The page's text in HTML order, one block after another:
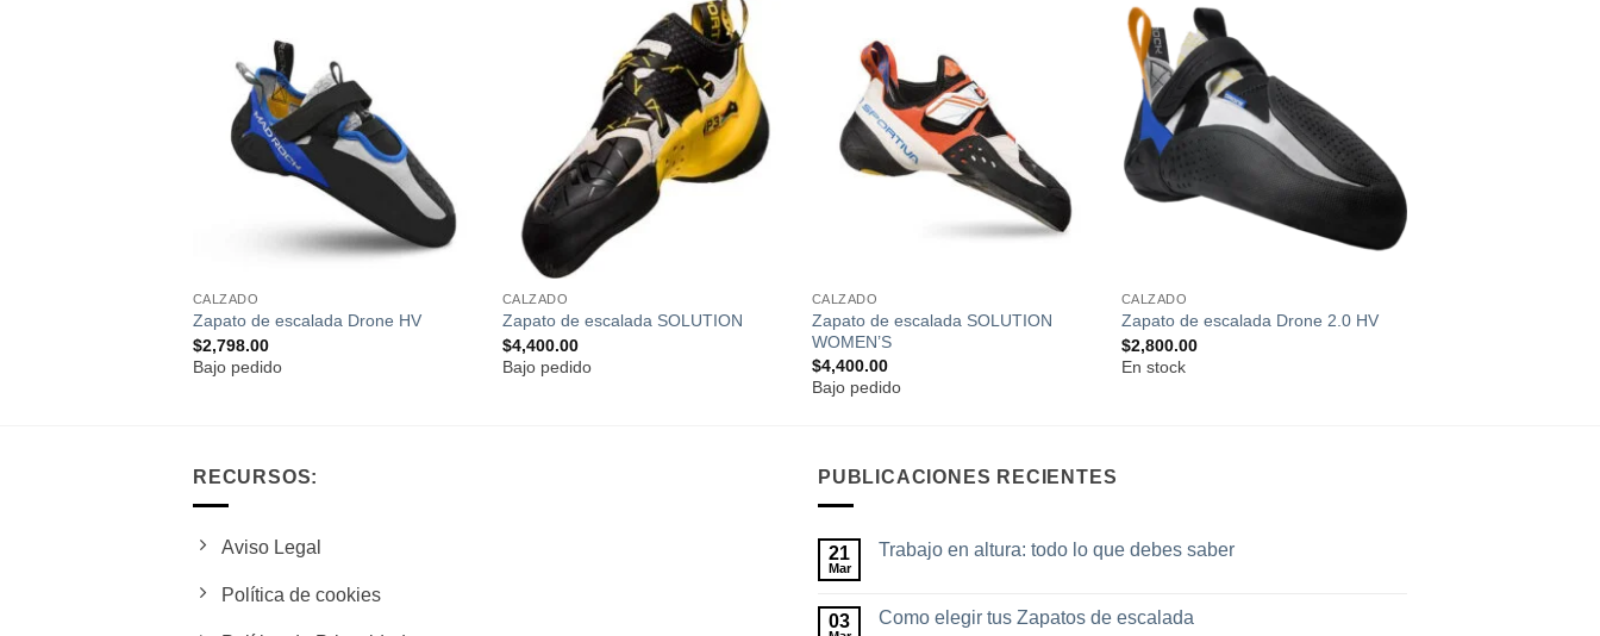
CALZADO
Zapato de escalada Drone HV
$2,798.00
Bajo pedido
Añadir
a la
lista de
deseos
CALZADO
Zapato de escalada SOLUTION
$4,400.00
Bajo pedido
CALZADO
Zapato de escalada SOLUTION
WOMEN’S
$4,400.00
Bajo pedido
CALZADO
Zapato de escalada Drone 2.0 HV
$2,800.00
En stock
RECURSOS:
Aviso Legal
Política de cookies
PUBLICACIONES RECIENTES
21
Mar
Trabajo en altura: todo lo que debes saber
en
03 Como elegir tus Zapatos de escalada